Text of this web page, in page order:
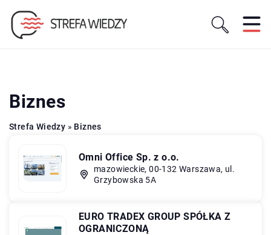
Biznes
Strefa Wiedzy » Biznes
Omni Office Sp. z o.o.
mazowieckie, 00-132 Warszawa, ul.
Grzybowska 5A
EURO TRADEX GROUP SPÓŁKA Z
OGRANICZONĄ